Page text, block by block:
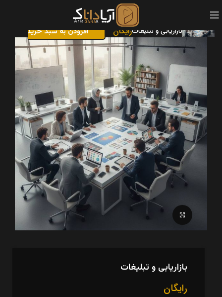
بزرگنمایی تصویر
بازاریابی و تبلیغات
رایگان
بازاریابی و تبلیغاترایگان افزودن به سبد خرید